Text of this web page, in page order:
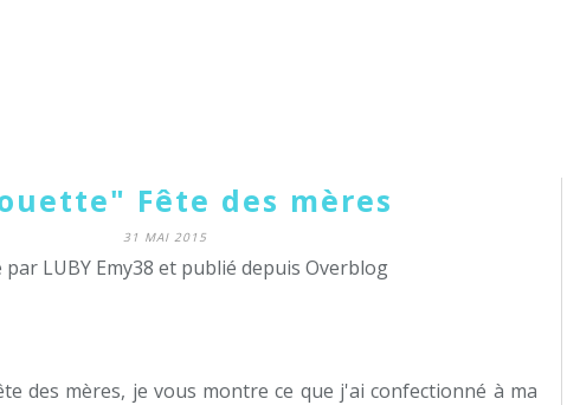
Fête des mères
31 MAI 2015
par LUBY Emy38 et publié depuis Overblog
des mères, je vous montre ce que j'ai confectionné à ma